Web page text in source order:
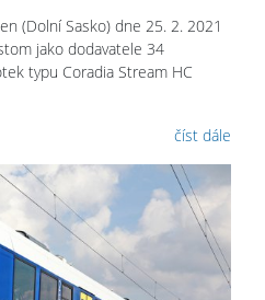
(Dolní Sasko) dne 25. 2. 2021
jako dodavatele 34
typu Coradia Stream HC
číst dále